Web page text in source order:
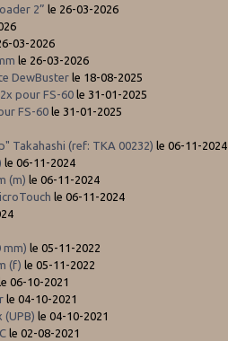
2” le 26-03-2026
03-2026
le 26-03-2026
DewBuster le 18-08-2025
pour FS-60 le 31-01-2025
FS-60 le 31-01-2025
Takahashi (ref: TKA 00232) le 06-11-2024
le 06-11-2024
(m) le 06-11-2024
le 06-11-2024
mm) le 05-11-2022
(f) le 05-11-2022
le 06-10-2021
le 04-10-2021
le 04-10-2021
le 02-08-2021